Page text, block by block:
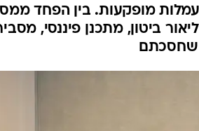
מופקעות. בין הפחד
ביטון, מתכנן פיננסי,
שחסכתם